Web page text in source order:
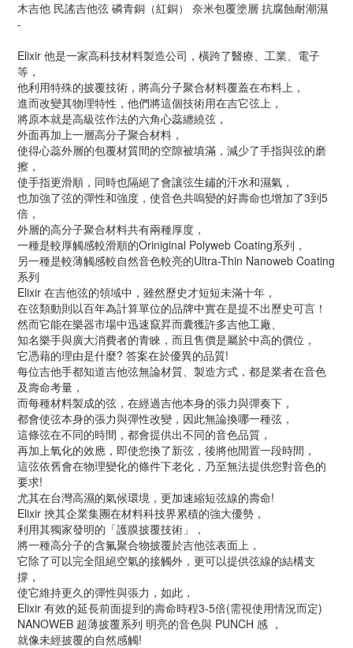
木吉他 民謠吉他弦 磷青銅（紅銅） 奈米包覆塗層 抗腐蝕耐潮濕
-
Elixir 他是一家高科技材料製造公司，橫跨了醫療、工業、電子
等，
他利用特殊的披覆技術，將高分子聚合材料覆蓋在布料上，
進而改變其物理特性，他們將這個技術用在吉它弦上，
將原本就是高級弦作法的六角心蕊纏繞弦，
外面再加上一層高分子聚合材料，
使得心蕊外層的包覆材質間的空隙被填滿，減少了手指與弦的磨
擦，
使手指更滑順，同時也隔絕了會讓弦生鏽的汗水和濕氣，
也加強了弦的彈性和強度，使音色共嗚變的好壽命也增加了3到5
倍，
外層的高分子聚合材料共有兩種厚度，
一種是較厚觸感較滑順的Oriniginal Polyweb Coating系列，
另一種是較薄觸感較自然音色較亮的Ultra-Thin Nanoweb Coating
系列
Elixir 在吉他弦的領域中，雖然歷史才短短未滿十年，
在弦類動則以百年為計算單位的品牌中實在是提不出歷史可言！
然而它能在樂器市場中迅速竄昇而囊獲許多吉他工廠、
知名樂手與廣大消費者的青睞，而且售價是屬於中高的價位，
它憑藉的理由是什麼? 答案在於優異的品質!
每位吉他手都知道吉他弦無論材質、製造方式，都是業者在音色
及壽命考量，
而每種材料製成的弦，在經過吉他本身的張力與彈奏下，
都會使弦本身的張力與彈性改變，因此無論換哪一種弦，
這條弦在不同的時間，都會提供出不同的音色品質，
再加上氧化的效應，即使您換了新弦，後將他閒置一段時間，
這弦依舊會在物理變化的條件下老化，乃至無法提供您對音色的
要求!
尤其在台灣高濕的氣候環境，更加速縮短弦線的壽命!
Elixir 挾其企業集團在材料科技界累積的強大優勢，
利用其獨家發明的「護膜披覆技術」，
將一種高分子的含氟聚合物披覆於吉他弦表面上，
它除了可以完全阻絕空氣的接觸外，更可以提供弦線的結構支
撐，
使它維持更久的彈性與張力，如此，
Elixir 有效的延長前面提到的壽命時程3-5倍(需視使用情況而定)
NANOWEB 超薄披覆系列 明亮的音色與 PUNCH 感 ，
就像未經披覆的自然感觸!